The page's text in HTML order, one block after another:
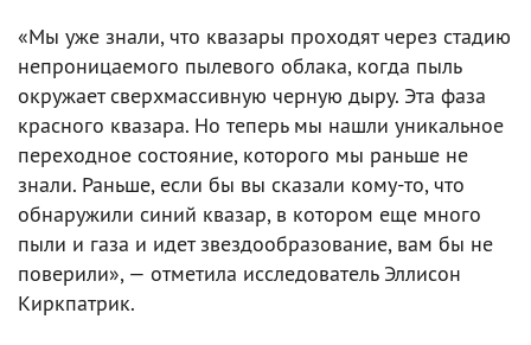
«Мы уже знали, что квазары проходят через стадию
непроницаемого пылевого облака, когда пыль
окружает сверхмассивную черную дыру. Эта фаза
красного квазара. Но теперь мы нашли уникальное
переходное состояние, которого мы раньше не
знали. Раньше, если бы вы сказали кому-то, что
обнаружили синий квазар, в котором еще много
пыли и газа и идет звездообразование, вам бы не
поверили», — отметила исследователь Эллисон
Киркпатрик.